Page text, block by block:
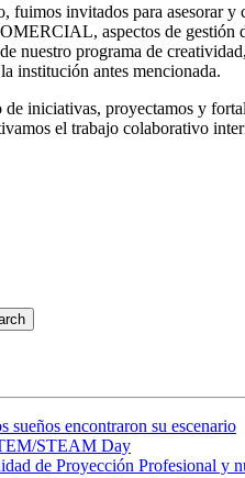
fuimos invitados para asesorar
aspectos de gestión
nuestro programa de
institución antes mencionada.
iniciativas, proyectamos y
el trabajo colaborativo
sueños encontraron su escenario
STEAM Day
de Proyección Profesional y